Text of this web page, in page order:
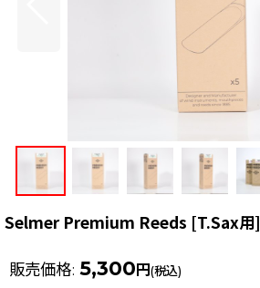
Selmer Premium Reeds [T.Sax用]
販売価格: 5,300 円(税込)